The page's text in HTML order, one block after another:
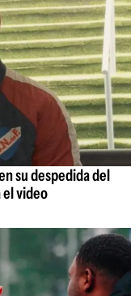
su despedida del
video